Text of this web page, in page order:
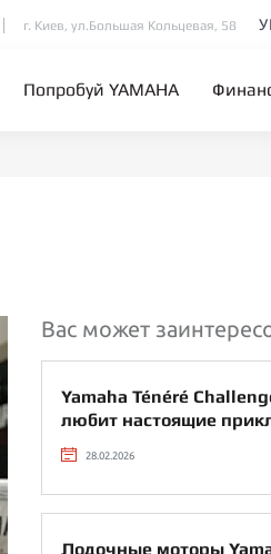
г. Киев, ул.Большая Кольцевая, 58
Попробуй YAMAHA
Вас может
Yamaha Ténéré
любит настоящие
28.02.2026
Лодочные моторы